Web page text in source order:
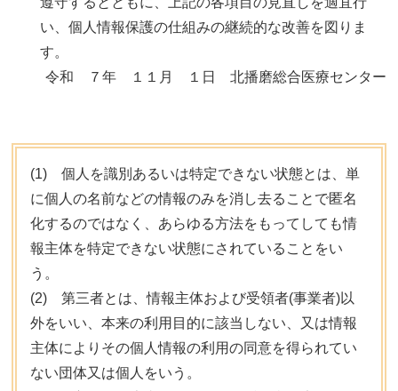
い、個人情報保護の仕組みの継続的な改善を図りま
す。
令和 ７年 １１月 １日 北播磨総合医療センター
(1) 個人を識別あるいは特定できない状態とは、単
に個人の名前などの情報のみを消し去ることで匿名
化するのではなく、あらゆる方法をもってしても情
報主体を特定できない状態にされていることをい
う。
(2) 第三者とは、情報主体および受領者(事業者)以
外をいい、本来の利用目的に該当しない、又は情報
主体によりその個人情報の利用の同意を得られてい
ない団体又は個人をいう。